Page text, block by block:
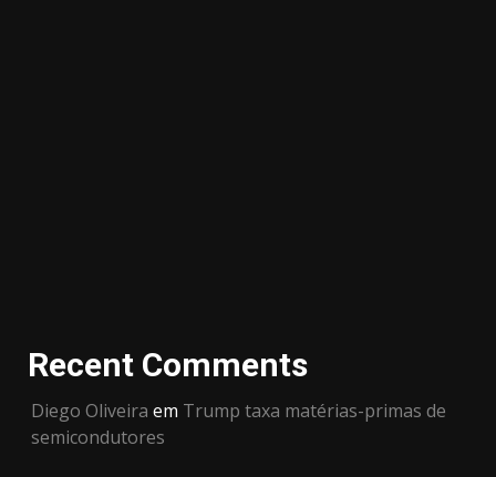
Recent Comments
Diego Oliveira em Trump taxa matérias-primas de
semicondutores